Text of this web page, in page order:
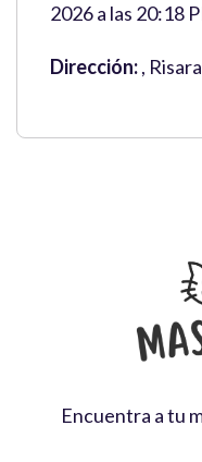
2026 a las 20:18
Dirección:,
Encuentra a tu